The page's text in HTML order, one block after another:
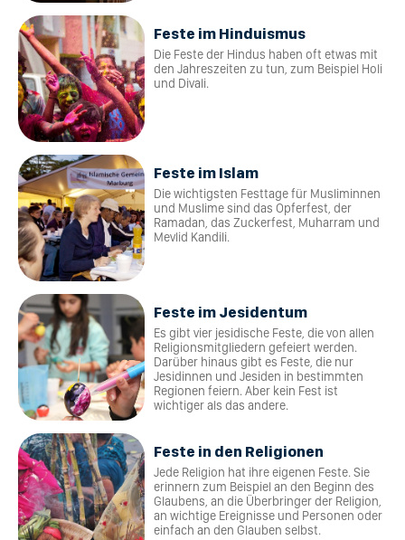
Feste im Hinduismus
Die Feste der Hindus haben oft etwas mit
den Jahreszeiten zu tun, zum Beispiel Holi
und Divali.
Feste im Islam
Die wichtigsten Festtage für Musliminnen
und Muslime sind das Opferfest, der
Ramadan, das Zuckerfest, Muharram und
Mevlid Kandili.
Feste im Jesidentum
Es gibt vier jesidische Feste, die von allen
Religionsmitgliedern gefeiert werden.
Darüber hinaus gibt es Feste, die nur
Jesidinnen und Jesiden in bestimmten
Regionen feiern. Aber kein Fest ist
wichtiger als das andere.
Feste in den Religionen
Jede Religion hat ihre eigenen Feste. Sie
erinnern zum Beispiel an den Beginn des
Glaubens, an die Überbringer der Religion,
an wichtige Ereignisse und Personen oder
einfach an den Glauben selbst.